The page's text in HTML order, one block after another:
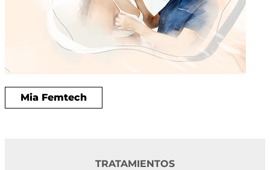
Mia Femtech
TRATAMIENTOS